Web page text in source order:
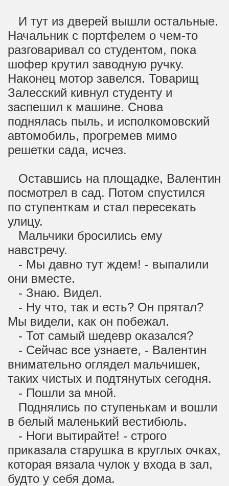
И тут из дверей вышли остальные.
Начальник с портфелем о чем-то
разговаривал со студентом, пока
шофер крутил заводную ручку.
Наконец мотор завелся. Товарищ
Залесский кивнул студенту и
заспешил к машине. Снова
поднялась пыль, и исполкомовский
автомобиль, прогремев мимо
решетки сада, исчез.
Оставшись на площадке, Валентин
посмотрел в сад. Потом спустился
по ступенткам и стал пересекать
улицу.
Мальчики бросились ему
навстречу.
- Мы давно тут ждем! - выпалили
они вместе.
- Знаю. Видел.
- Ну что, так и есть? Он прятал?
Мы видели, как он побежал.
- Тот самый шедевр оказался?
- Сейчас все узнаете, - Валентин
внимательно оглядел мальчишек,
таких чистых и подтянутых сегодня.
- Пошли за мной.
Поднялись по ступенькам и вошли
в белый маленький вестибюль.
- Ноги вытирайте! - строго
приказала старушка в круглых очках,
которая вязала чулок у входа в зал,
будто у себя дома.